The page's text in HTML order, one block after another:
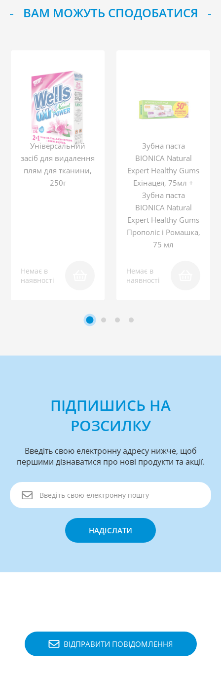
ВАМ МОЖУТЬ СПОДОБАТИСЯ
Універсальний
засіб для видалення
плям для тканини,
250г
Немає в
наявності
Зубна паста
BIONICA Natural
Expert Healthy Gums
Ехінацея, 75мл +
Зубна паста
BIONICA Natural
Expert Healthy Gums
Прополіс і Ромашка,
75 мл
Немає в
наявності
ПІДПИШИСЬ НА
РОЗСИЛКУ
Введіть свою електронну адресу нижче, щоб
першими дізнаватися про нові продукти та акції.
НАДІСЛАТИ
ВІДПРАВИТИ ПОВІДОМЛЕННЯ